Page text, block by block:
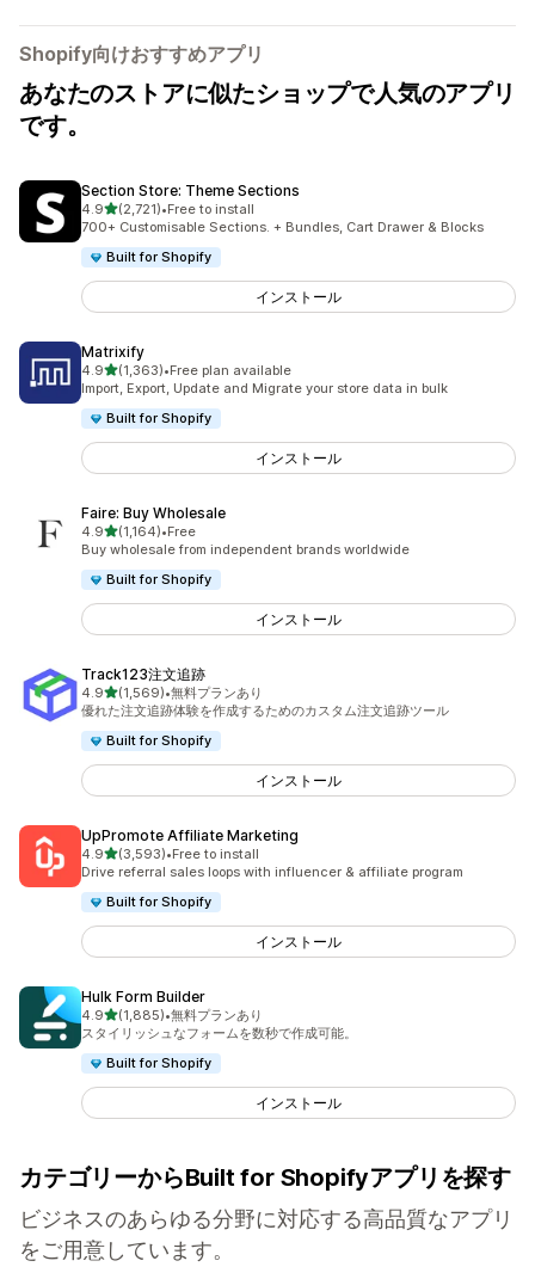
Shopify向けおすすめアプリ
あなたのストアに似たショップで人気のアプリ
です。
Section Store: Theme Sections
4.95つ星中
(2,721)
合計レビュー数：2721件
•Free to install
700+ Customisable Sections. + Bundles, Cart Drawer & Blocks
Built for Shopify
インストール
Matrixify
4.95つ星中
(1,363)
合計レビュー数：1363件
•Free plan available
Import, Export, Update and Migrate your store data in bulk
Built for Shopify
インストール
Faire: Buy Wholesale
4.95つ星中
(1,164)
合計レビュー数：1164件
•Free
Buy wholesale from independent brands worldwide
Built for Shopify
インストール
Track123注文追跡
4.95つ星中
(1,569)
合計レビュー数：1569件
•無料プランあり
優れた注文追跡体験を作成するためのカスタム注文追跡ツール
Built for Shopify
インストール
UpPromote Affiliate Marketing
4.95つ星中
(3,593)
合計レビュー数：3593件
•Free to install
Drive referral sales loops with influencer & affiliate program
Built for Shopify
インストール
Hulk Form Builder
4.95つ星中
(1,885)
合計レビュー数：1885件
•無料プランあり
スタイリッシュなフォームを数秒で作成可能。
Built for Shopify
インストール
カテゴリーからBuilt for Shopifyアプリを探す
ビジネスのあらゆる分野に対応する高品質なアプリ
をご用意しています。